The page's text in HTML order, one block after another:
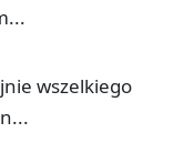
wszelkiego